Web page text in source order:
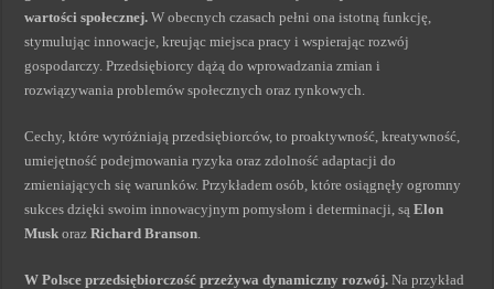
wartości społecznej. W obecnych czasach pełni ona istotną funkcję,
stymulując innowacje, kreując miejsca pracy i wspierając rozwój
gospodarczy. Przedsiębiorcy dążą do wprowadzania zmian i
rozwiązywania problemów społecznych oraz rynkowych.
Cechy, które wyróżniają przedsiębiorców, to proaktywność, kreatywność,
umiejętność podejmowania ryzyka oraz zdolność adaptacji do
zmieniających się warunków. Przykładem osób, które osiągnęły ogromny
sukces dzięki swoim innowacyjnym pomysłom i determinacji, sąElon
Musk orazRichard Branson.
W Polsce przedsiębiorczość przeżywa dynamiczny rozwój. Na przykład